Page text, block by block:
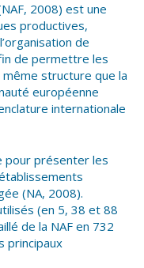
2008) est une
productives,
de
de permettre les
structure que la
européenne
internationale
pour présenter les
(NA, 2008).
(en 5, 38 et 88
de la NAF en 732
principaux